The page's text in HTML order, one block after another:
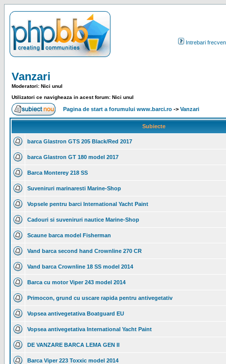
Intrebari
Vanzari
Moderatori: Nici unul
Utilizatori ce navigheaza in acest forum: Nici unul
Pagina de start a forumului www.barci.ro -> Vanzari
Subiecte
barca Glastron GTS 205 Black/Red 2017
barca Glastron GT 180 model 2017
Barca Monterey 218 SS
Suveniruri marinaresti Marine-Shop
Vopsele pentru barci International Yacht Paint
Cadouri si suveniruri nautice Marine-Shop
Scaune barca model Fisherman
Vand barca second hand Crownline 270 CR
Vand barca Crownline 18 SS model 2014
Barca cu motor Viper 243 model 2014
Primocon, grund cu uscare rapida pentru antivegetativ
Vopsea antivegetativa Boatguard EU
Vopsea antivegetativa International Yacht Paint
DE VANZARE BARCA LEMA GEN II
Barca Viper 223 Toxxic model 2014